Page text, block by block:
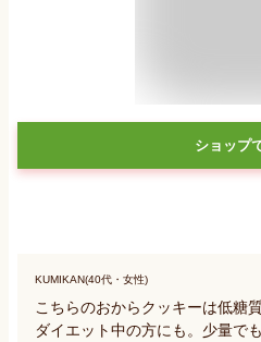
ショップ
KUMIKAN(40代・女性)
こちらのおからクッキーは低糖
ダイエット中の方にも。少量で